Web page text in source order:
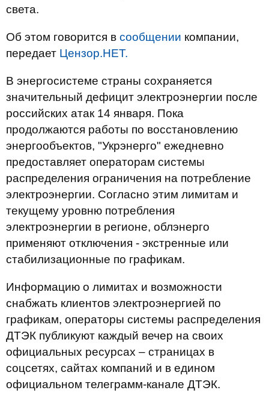
света.
Об этом говорится в сообщении компании,
передает Цензор.НЕТ.
В энергосистеме страны сохраняется
значительный дефицит электроэнергии после
российских атак 14 января. Пока
продолжаются работы по восстановлению
энергообъектов, "Укрэнерго" ежедневно
предоставляет операторам системы
распределения ограничения на потребление
электроэнергии. Согласно этим лимитам и
текущему уровню потребления
электроэнергии в регионе, облэнерго
применяют отключения - экстренные или
стабилизационные по графикам.
Информацию о лимитах и возможности
снабжать клиентов электроэнергией по
графикам, операторы системы распределения
ДТЭК публикуют каждый вечер на своих
официальных ресурсах – страницах в
соцсетях, сайтах компаний и в едином
официальном телеграмм-канале ДТЭК.